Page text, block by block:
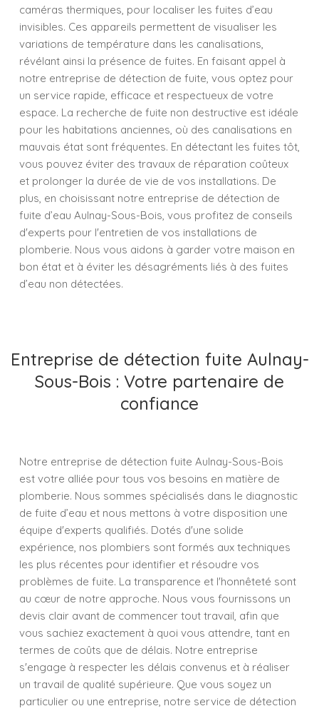
caméras thermiques, pour localiser les fuites d’eau
invisibles. Ces appareils permettent de visualiser les
variations de température dans les canalisations,
révélant ainsi la présence de fuites. En faisant appel à
notre entreprise de détection de fuite, vous optez pour
un service rapide, efficace et respectueux de votre
espace. La recherche de fuite non destructive est idéale
pour les habitations anciennes, où des canalisations en
mauvais état sont fréquentes. En détectant les fuites tôt,
vous pouvez éviter des travaux de réparation coûteux
et prolonger la durée de vie de vos installations. De
plus, en choisissant notre entreprise de détection de
fuite d’eau Aulnay-Sous-Bois, vous profitez de conseils
d'experts pour l'entretien de vos installations de
plomberie. Nous vous aidons à garder votre maison en
bon état et à éviter les désagréments liés à des fuites
d’eau non détectées.
Entreprise de détection fuite Aulnay-
Sous-Bois : Votre partenaire de
confiance
Notre entreprise de détection fuite Aulnay-Sous-Bois
est votre alliée pour tous vos besoins en matière de
plomberie. Nous sommes spécialisés dans le diagnostic
de fuite d’eau et nous mettons à votre disposition une
équipe d'experts qualifiés. Dotés d'une solide
expérience, nos plombiers sont formés aux techniques
les plus récentes pour identifier et résoudre vos
problèmes de fuite. La transparence et l'honnêteté sont
au cœur de notre approche. Nous vous fournissons un
devis clair avant de commencer tout travail, afin que
vous sachiez exactement à quoi vous attendre, tant en
termes de coûts que de délais. Notre entreprise
s'engage à respecter les délais convenus et à réaliser
un travail de qualité supérieure. Que vous soyez un
particulier ou une entreprise, notre service de détection